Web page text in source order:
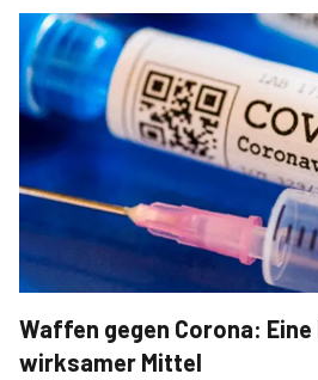
Waffen gegen Corona:
wirksamer Mittel